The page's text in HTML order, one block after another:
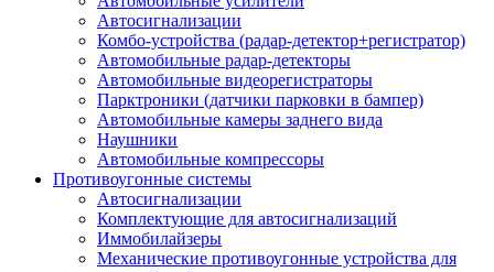
Автосигнализации
Комбо-устройства (радар-детектор+регистратор)
Автомобильные радар-детекторы
Автомобильные видеорегистраторы
Парктроники (датчики парковки в бампер)
Автомобильные камеры заднего вида
Наушники
Автомобильные компрессоры
Противоугонные системы
Автосигнализации
Комплектующие для автосигнализаций
Иммобилайзеры
Механические противоугонные устройства для